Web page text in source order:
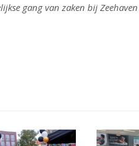
gang van zaken bij